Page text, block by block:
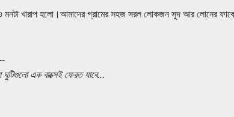
খারাপ হলো।আমাদের গ্রামের সহজ সরল লোকজন সুদ আর লোনের ফাকে
ঘুটিগুলো এক বাক্সেই ফেরত যাবে...